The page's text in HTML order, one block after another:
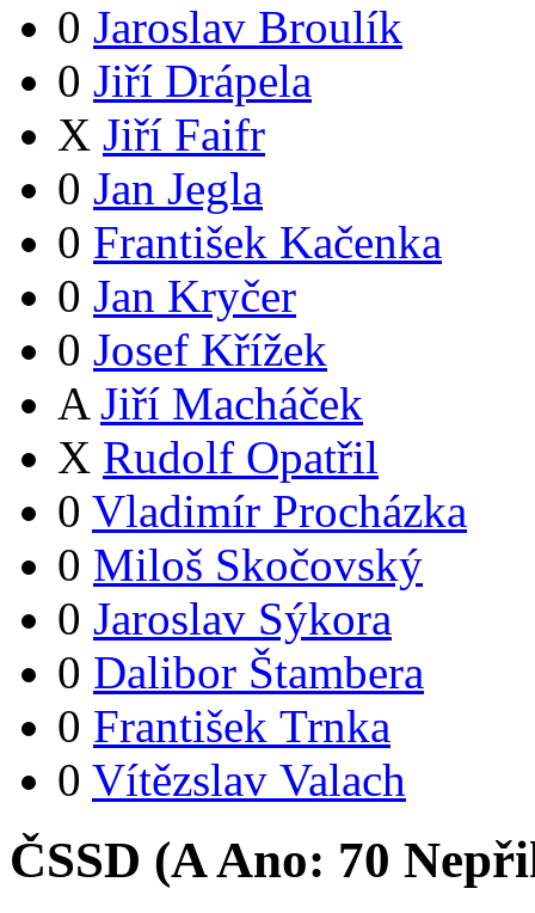
0 Jaroslav Broulík
0 Jiří Drápela
X Jiří Faifr
0 Jan Jegla
0 František Kačenka
0 Jan Kryčer
0 Josef Křížek
A Jiří Macháček
X Rudolf Opatřil
0 Vladimír Procházka
0 Miloš Skočovský
0 Jaroslav Sýkora
0 Dalibor Štambera
0 František Trnka
0 Vítězslav Valach
ČSSD (AAno: 70